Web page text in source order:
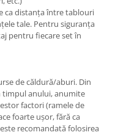
ca distanța între tablouri
tale. Pentru siguranța
pentru fiecare set în
de căldură/aburi. Din
timpul anului, anumite
factori (ramele de
foarte ușor, fără ca
recomandată folosirea